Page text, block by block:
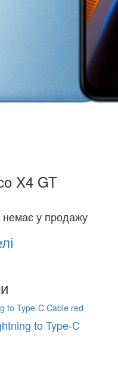
X4 GT
немає у продажу
to Type-C